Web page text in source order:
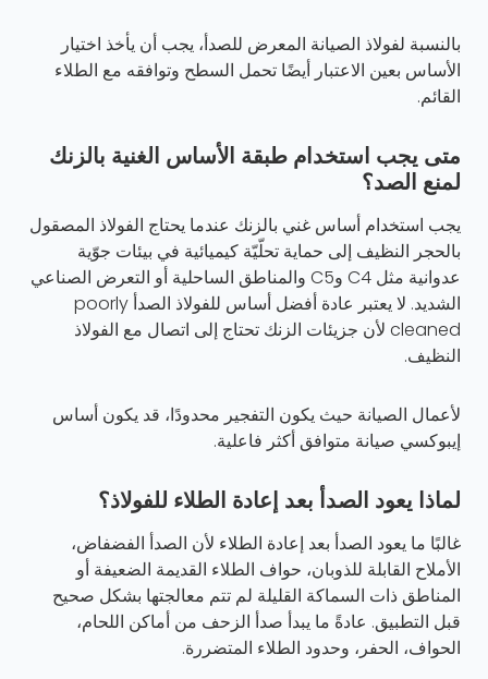
بالنسبة لفولاذ الصيانة المعرض للصدأ، يجب أن يأخذ اختيار
الأساس بعين الاعتبار أيضًا تحمل السطح وتوافقه مع الطلاء
القائم.
متى يجب استخدام طبقة الأساس الغنية بالزنك
لمنع الصد؟
يجب استخدام أساس غني بالزنك عندما يحتاج الفولاذ المصقول
بالحجر النظيف إلى حماية تحلّيّة كيميائية في بيئات جوّية
عدوانية مثل C4 وC5 والمناطق الساحلية أو التعرض الصناعي
الشديد. لا يعتبر عادة أفضل أساس للفولاذ الصدأ poorly
cleaned لأن جزيئات الزنك تحتاج إلى اتصال مع الفولاذ
النظيف.
لأعمال الصيانة حيث يكون التفجير محدودًا، قد يكون أساس
إيبوكسي صيانة متوافق أكثر فاعلية.
لماذا يعود الصدأ بعد إعادة الطلاء للفولاذ؟
غالبًا ما يعود الصدأ بعد إعادة الطلاء لأن الصدأ الفضفاض،
الأملاح القابلة للذوبان، حواف الطلاء القديمة الضعيفة أو
المناطق ذات السماكة القليلة لم تتم معالجتها بشكل صحيح
قبل التطبيق. عادةً ما يبدأ صدأ الزحف من أماكن اللحام،
الحواف، الحفر، وحدود الطلاء المتضررة.